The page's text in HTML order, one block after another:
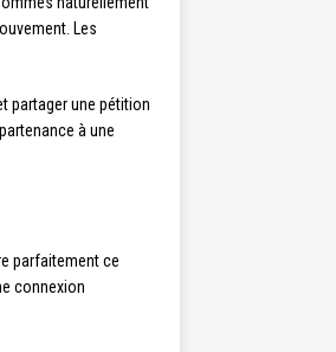
Les
partager une pétition
à une
parfaitement ce
connexion